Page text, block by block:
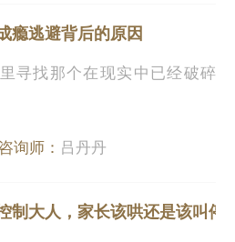
瘾逃避背后的原因
寻找那个在现实中已经破碎
咨询师： 吕丹丹
制大人，家长该哄还是该叫停